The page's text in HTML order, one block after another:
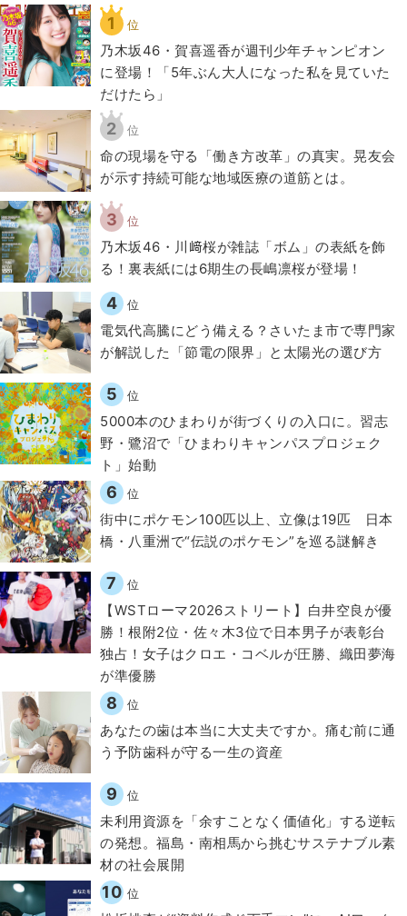
1 位
乃木坂46・賀喜遥香が週刊少年チャンピオン
に登場！「5年ぶん大人になった私を見ていた
だけたら」
2 位
​命の現場を守る「働き方改革」の真実。晃友会
が示す持続可能な地域医療の道筋とは。
3 位
乃木坂46・川﨑桜が雑誌「ボム」の表紙を飾
る！裏表紙には6期生の長嶋凛桜が登場！
4 位
電気代高騰にどう備える？さいたま市で専門家
が解説した「節電の限界」と太陽光の選び方
5 位
5000本のひまわりが街づくりの入口に。習志
野・鷺沼で「ひまわりキャンパスプロジェク
ト」始動
6 位
街中にポケモン100匹以上、立像は19匹 日本
橋・八重洲で“伝説のポケモン”を巡る謎解き
7 位
【WSTローマ2026ストリート】白井空良が優
勝！根附2位・佐々木3位で日本男子が表彰台
独占！女子はクロエ・コベルが圧勝、織田夢海
が準優勝
8 位
​あなたの歯は本当に大丈夫ですか。痛む前に通
う予防歯科が守る一生の資産
9 位
​​未利用資源を「余すことなく価値化」する逆転
の発想。福島・南相馬から挑むサステナブル素
材の社会展開​
10 位